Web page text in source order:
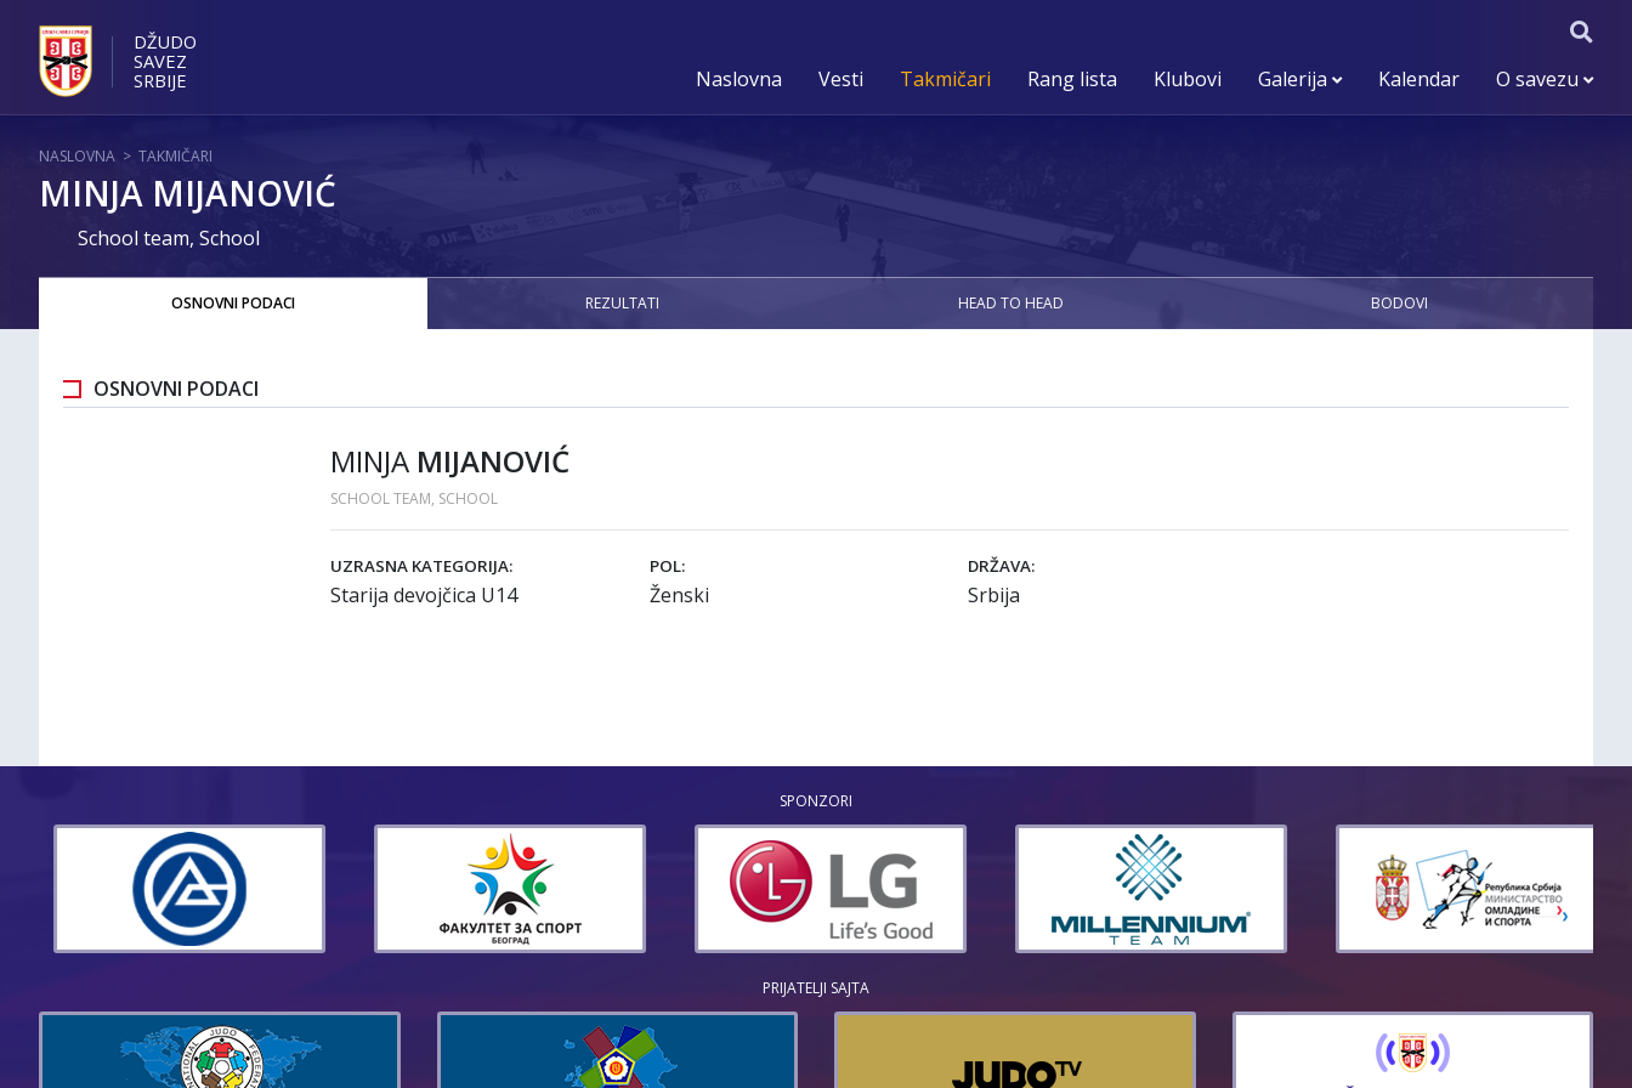
DŽUDO
SAVEZ
SRBIJE
Naslovna Vesti Takmičari Rang lista Klubovi Galerija Kalendar O savezu
NASLOVNA > TAKMIČARI
MINJA MIJANOVIĆ
School team, School
OSNOVNI PODACI REZULTATI HEAD TO HEAD BODOVI
OSNOVNI PODACI
MINJA MIJANOVIĆ
SCHOOL TEAM, SCHOOL
UZRASNA KATEGORIJA:
Starija devojčica U14
POL:
Ženski
DRŽAVA:
Srbija
SPONZORI
PRIJATELJI SAJTA